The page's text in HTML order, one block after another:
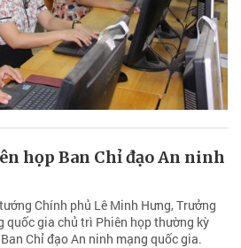
họp Ban Chỉ đạo An ninh
Chính phủ Lê Minh Hưng, Trưởng
quốc gia chủ trì Phiên họp thường kỳ
Chỉ đạo An ninh mạng quốc gia.